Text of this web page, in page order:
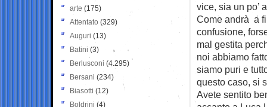
vice, sia un po’
Come andrà a
confusione,
mal gestita
noi abbiamo
siamo puri e
questo caso, si
Avete sentito
arte (175)
Attentato (329)
Auguri (13)
Batini (3)
Berlusconi (4.295)
Bersani (234)
Biasotti (12)
Boldrini (4)